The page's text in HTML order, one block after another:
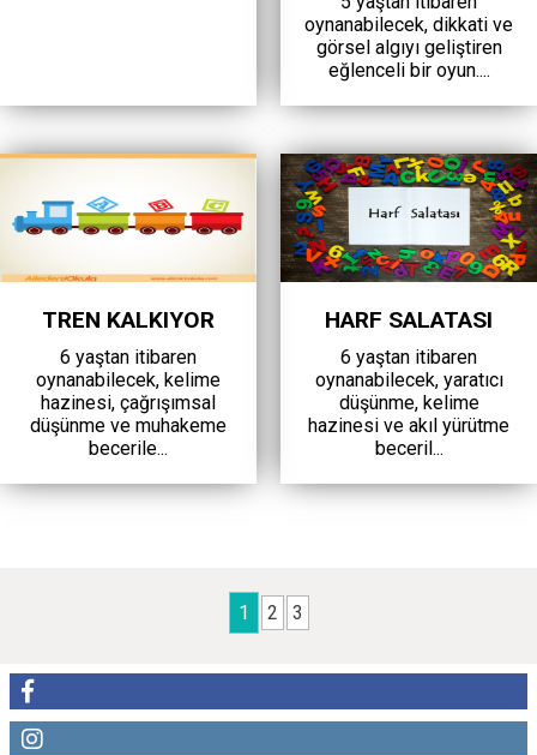
oynanabilecek, dikkati ve
görsel algıyı geliştiren
eğlenceli bir oyun....
TREN KALKIYOR
6 yaştan itibaren
oynanabilecek, kelime
hazinesi, çağrışımsal
düşünme ve muhakeme
becerile...
HARF SALATASI
6 yaştan itibaren
oynanabilecek, yaratıcı
düşünme, kelime
hazinesi ve akıl yürütme
beceril...
1 2 3